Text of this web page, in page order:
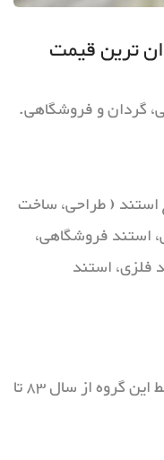
ترین قیمت
گردان و فروشگاهی.
استند ( طراحی، ساخت
استند فروشگاهی،
فلزی، استند
تعدادی از پروژه های انجام شده توسط این گروه از سال 83 تا